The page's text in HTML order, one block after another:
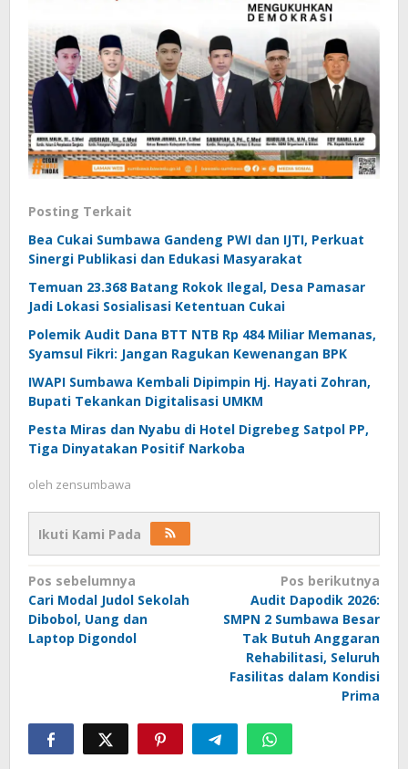
Posting Terkait
Bea Cukai Sumbawa Gandeng PWI dan IJTI, Perkuat
Sinergi Publikasi dan Edukasi Masyarakat
Temuan 23.368 Batang Rokok Ilegal, Desa Pamasar
Jadi Lokasi Sosialisasi Ketentuan Cukai
Polemik Audit Dana BTT NTB Rp 484 Miliar Memanas,
Syamsul Fikri: Jangan Ragukan Kewenangan BPK
IWAPI Sumbawa Kembali Dipimpin Hj. Hayati Zohran,
Bupati Tekankan Digitalisasi UMKM
Pesta Miras dan Nyabu di Hotel Digrebeg Satpol PP,
Tiga Dinyatakan Positif Narkoba
oleh zensumbawa
Ikuti Kami Pada
Navigasi
pos
Pos sebelumnya
Cari Modal Judol Sekolah
Dibobol, Uang dan
Laptop Digondol
Pos berikutnya
Audit Dapodik 2026:
SMPN 2 Sumbawa Besar
Tak Butuh Anggaran
Rehabilitasi, Seluruh
Fasilitas dalam Kondisi
Prima